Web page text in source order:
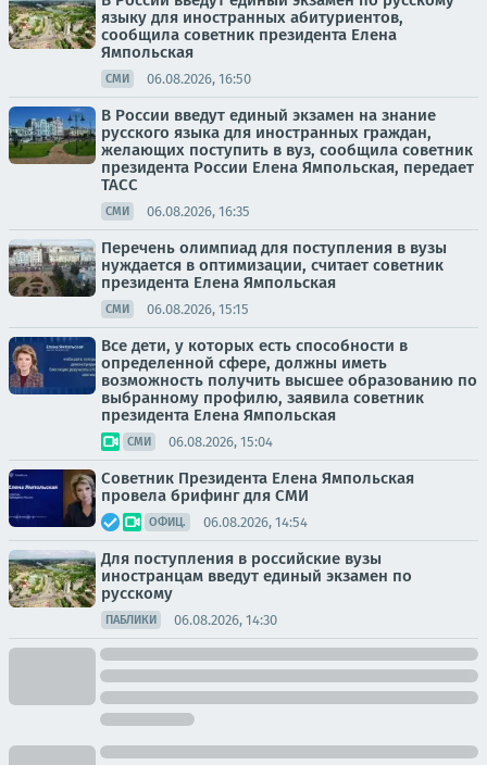
языку для иностранных абитуриентов,
сообщила советник президента Елена
Ямпольская
СМИ 06.08.2026, 16:50
В России введут единый экзамен на знание
русского языка для иностранных граждан,
желающих поступить в вуз, сообщила советник
президента России Елена Ямпольская, передает
ТАСС
СМИ 06.08.2026, 16:35
Перечень олимпиад для поступления в вузы
нуждается в оптимизации, считает советник
президента Елена Ямпольская
СМИ 06.08.2026, 15:15
Все дети, у которых есть способности в
определенной сфере, должны иметь
возможность получить высшее образованию по
выбранному профилю, заявила советник
президента Елена Ямпольская
СМИ 06.08.2026, 15:04
Советник Президента Елена Ямпольская
провела брифинг для СМИ
ОФИЦ. 06.08.2026, 14:54
Для поступления в российские вузы
иностранцам введут единый экзамен по
русскому
ПАБЛИКИ 06.08.2026, 14:30